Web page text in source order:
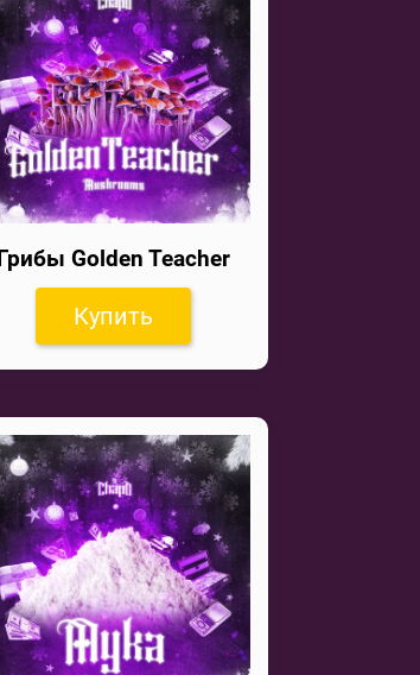
Грибы Golden Teacher
Купить